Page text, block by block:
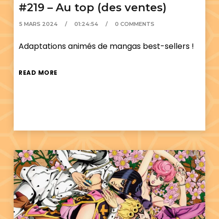
#219 – Au top (des ventes)
5 MARS 2024 01:24:54 0 COMMENTS
Adaptations animés de mangas best-sellers !
READ MORE